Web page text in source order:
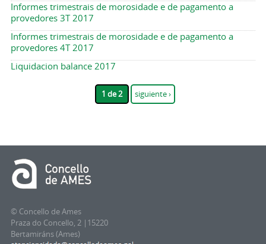
Informes trimestrais de morosidade e de pagamento a
provedores 3T 2017
Informes trimestrais de morosidade e de pagamento a
provedores 4T 2017
Liquidacion balance 2017
1 de 2 siguiente ›
© Concello de Ames
Praza do Concello, 2 |15220
Bertamiráns (Ames)